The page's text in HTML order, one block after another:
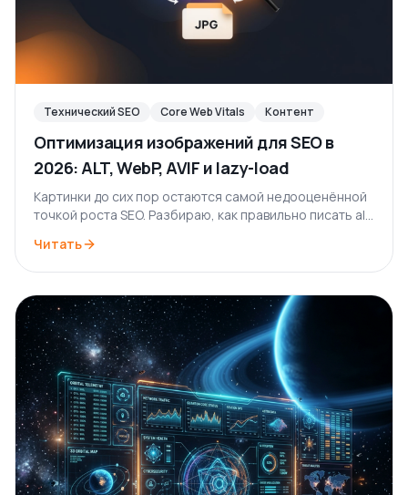
Технический SEO Core Web Vitals Контент
Оптимизация изображений для SEO в
2026: ALT, WebP, AVIF и lazy-load
Картинки до сих пор остаются самой недооценённой
точкой роста SEO. Разбираю, как правильно писать alt,
не убивать Core Web Vitals.
Читать